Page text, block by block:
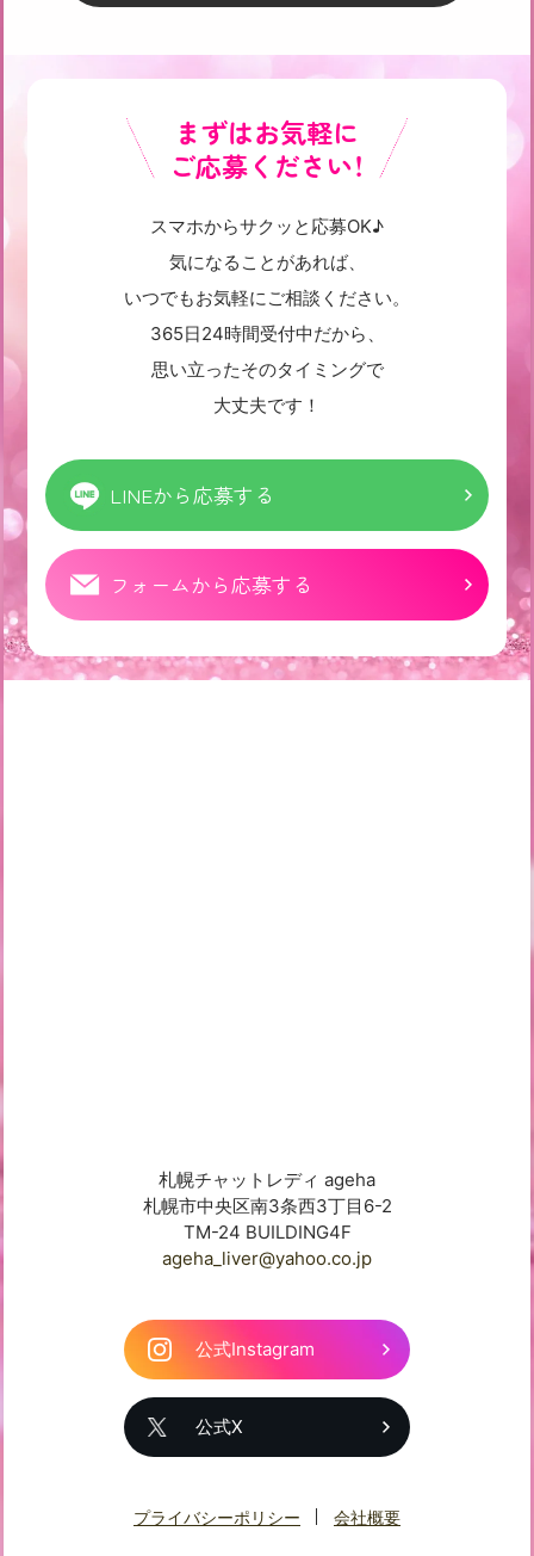
まずはお気軽に
ご応募ください！
スマホからサクッと応募OK♪
気になることがあれば、
いつでもお気軽にご相談ください。
365日24時間受付中だから、
思い立ったそのタイミングで
大丈夫です！
LINEから応募する
フォームから応募する
札幌チャットレディ ageha
札幌市中央区南3条西3丁目6-2
TM-24 BUILDING4F
ageha_liver@yahoo.co.jp
公式Instagram
公式X
プライバシーポリシー 会社概要